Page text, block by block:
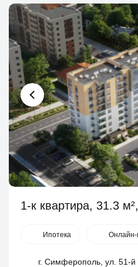
1-к квартира, 31.3
Ипотека Онлайн-
г. Симферополь, ул. 51-